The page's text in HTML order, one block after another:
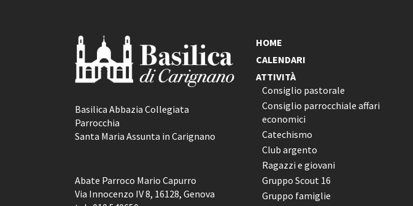
Basilica Abbazia Collegiata
Parrocchia
Santa Maria Assunta in Carignano
Abate Parroco Mario Capurro
Via Innocenzo IV 8, 16128, Genova
HOME
CALENDARI
ATTIVITÀ
Consiglio pastorale
Consiglio parrocchiale affari
economici
Catechismo
Club argento
Ragazzi e giovani
Gruppo Scout 16
Gruppo famiglie